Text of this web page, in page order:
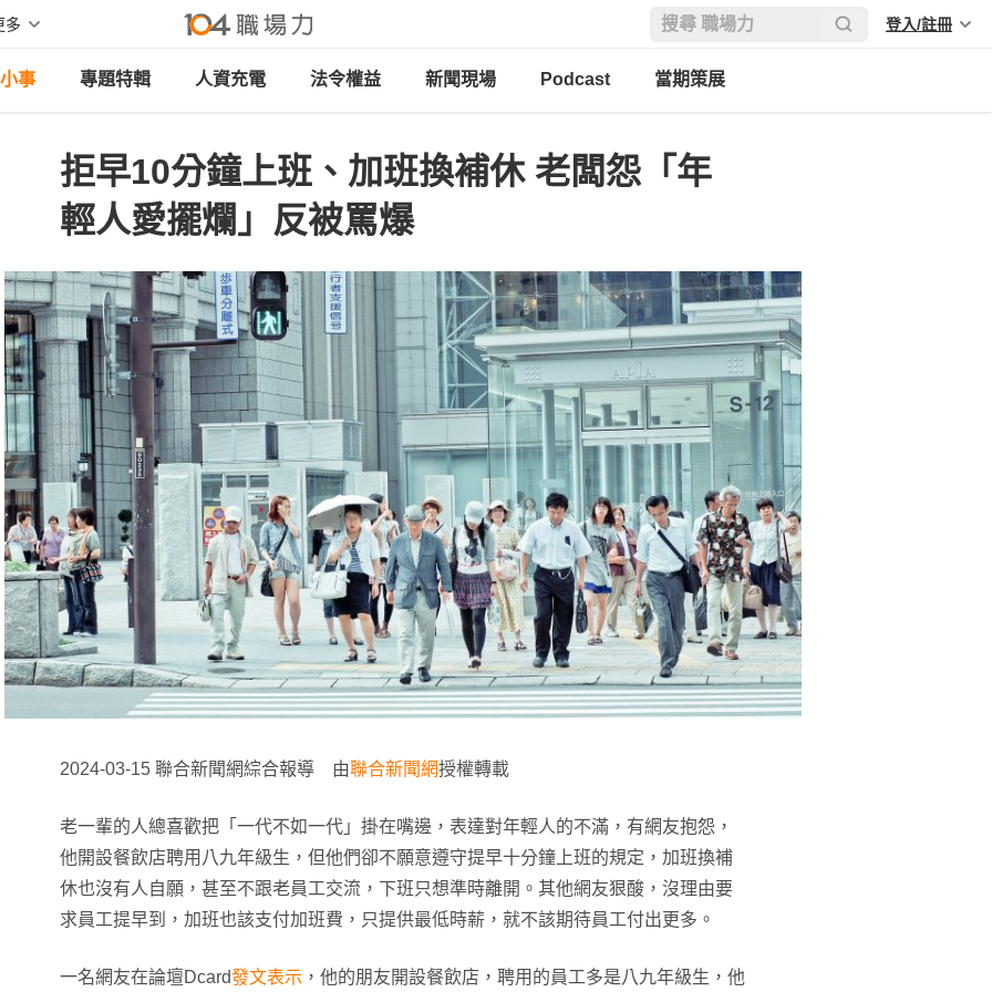
多 登入/註冊
事 專題特輯 人資充電 法令權益 新聞現場 Podcast 當期策展
拒早10分鐘上班、加班換補休 老闆怨「年
輕人愛擺爛」反被罵爆
2024-03-15 聯合新聞網綜合報導 由聯合新聞網授權轉載
老一輩的人總喜歡把「一代不如一代」掛在嘴邊，表達對年輕人的不滿，有網友抱怨，
他開設餐飲店聘用八九年級生，但他們卻不願意遵守提早十分鐘上班的規定，加班換補
休也沒有人自願，甚至不跟老員工交流，下班只想準時離開。其他網友狠酸，沒理由要
求員工提早到，加班也該支付加班費，只提供最低時薪，就不該期待員工付出更多。
一名網友在論壇Dcard發文表示 ，他的朋友開設餐飲店，聘用的員工多是八九年級生，他